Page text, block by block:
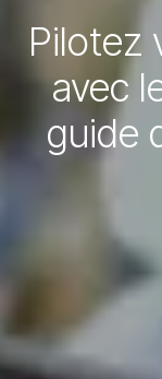
Pilotez
avec
guide